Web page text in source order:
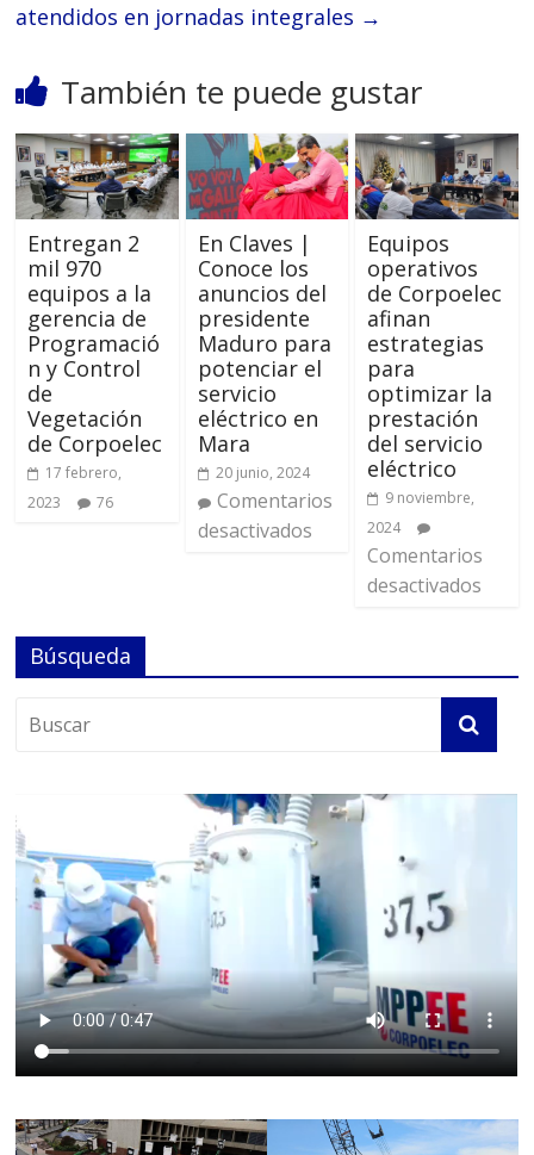
atendidos en jornadas integrales →
También te puede gustar
Entregan 2
mil 970
equipos a la
gerencia de
Programació
n y Control
de
Vegetación
de Corpoelec
17 febrero,
2023
76
En Claves |
Conoce los
anuncios del
presidente
Maduro para
potenciar el
servicio
eléctrico en
Mara
20 junio, 2024
Comentarios
desactivados
Equipos
operativos
de Corpoelec
afinan
estrategias
para
optimizar la
prestación
del servicio
eléctrico
9 noviembre,
2024
Comentarios
desactivados
Búsqueda